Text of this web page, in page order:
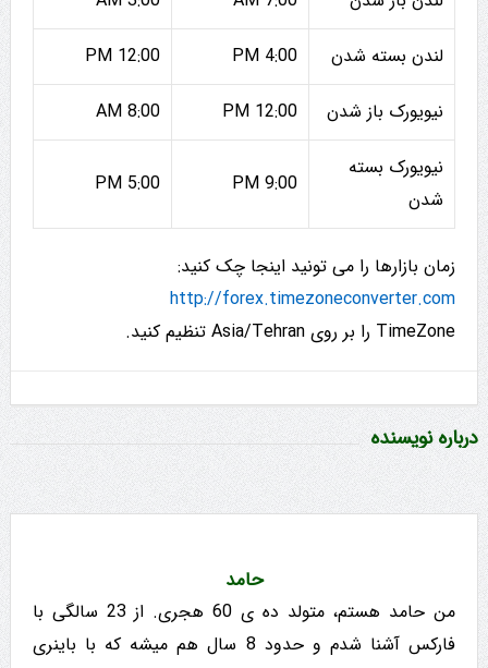
لندن بسته شدن 4:00 PM
12:00 PM
نیویورک باز شدن 12:00 PM
8:00 AM
نیویورک بسته
شدن
9:00 PM
5:00 PM
زمان بازارها را می تونید اینجا چک کنید:
http://forex.timezoneconverter.com
TimeZone را بر روی Asia/Tehran تنظیم کنید.
درباره نویسنده
حامد
من حامد هستم، متولد ده ی 60 هجری. از 23 سالگی با
فارکس آشنا شدم و حدود 8 سال هم میشه که با باینری